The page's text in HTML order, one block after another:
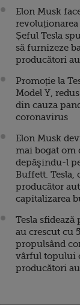
Elon Musk
Șeful Tesla
să furnizeze
producători
Promoție la
Model Y,
din cauza
coronavirus
Elon Musk
mai bogat om
depăşindu-l
Buffett. Tesla,
producător
capitalizarea
Tesla
au crescut cu
propulsând
vârful topului
producători